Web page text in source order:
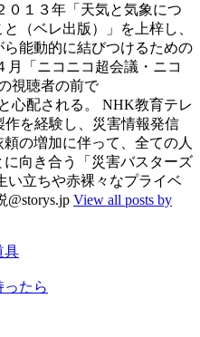
０１３年「天気と気象につ
（ベレ出版）」を上梓し、
能動的に結びつけるための
月「ニコニコ超会議・ニコ
視聴者の前で
心配される。 NHK教育テレ
作を経験し、災害情報発信
の増加に伴って、全ての人
向き合う「災害バスターズ
い立ちや赤裸々なプライベ
View all posts by
具
たら